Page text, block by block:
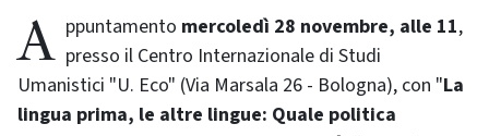
Appuntamento mercoledì 28 novembre, alle 11,
presso il Centro Internazionale di Studi
Umanistici "U. Eco" (Via Marsala 26 - Bologna), con "La
lingua prima, le altre lingue: Quale politica